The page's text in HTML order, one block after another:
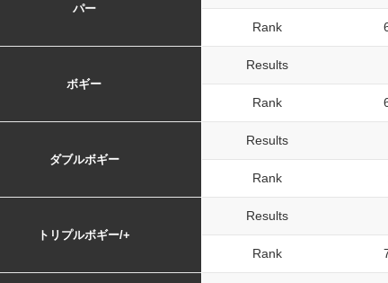
パー
Rank
ボギー
Results
Rank
ダブルボギー
Results
Rank
トリプルボギー/+
Results
Rank